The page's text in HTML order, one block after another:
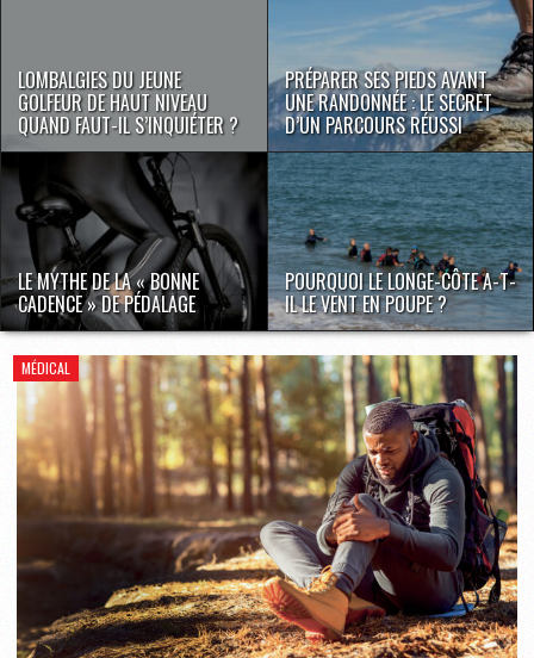
LOMBALGIES DU JEUNE
GOLFEUR DE HAUT NIVEAU
QUAND FAUT-IL S’INQUIÉTER ?
PRÉPARER SES PIEDS AVANT
UNE RANDONNÉE : LE SECRET
D’UN PARCOURS RÉUSSI
LE MYTHE DE LA « BONNE
CADENCE » DE PÉDALAGE
POURQUOI LE LONGE-CÔTE A-T-
IL LE VENT EN POUPE ?
MÉDICAL